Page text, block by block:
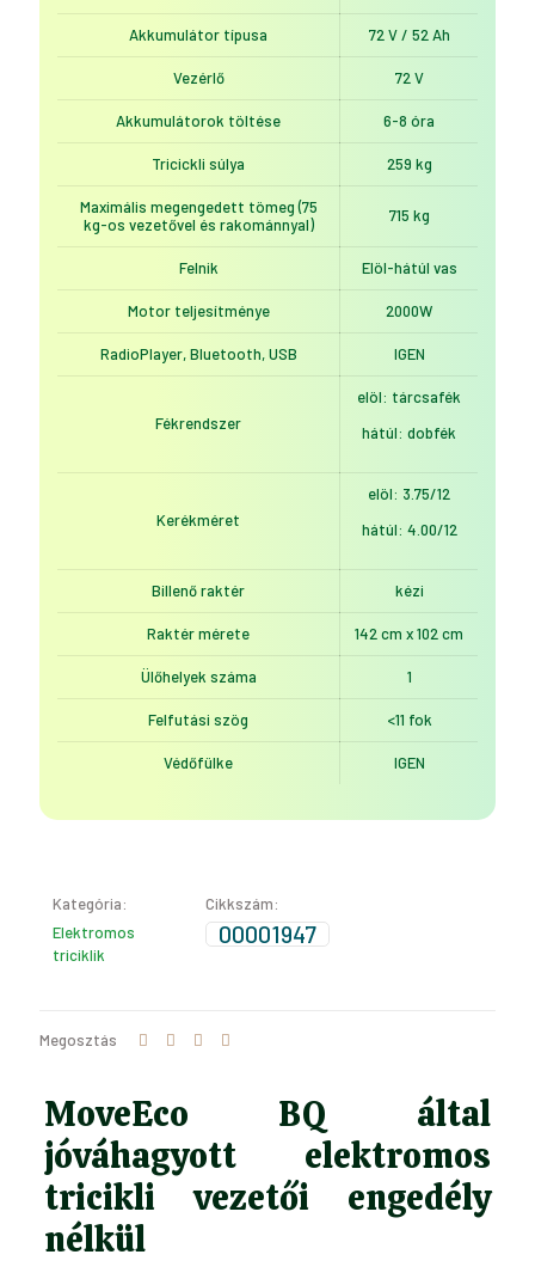
Akkumulátor típusa 72 V / 52 Ah
Vezérlő 72 V
Akkumulátorok töltése 6-8 óra
Tricickli súlya 259 kg
Maximális megengedett tömeg (75
kg-os vezetővel és rakománnyal)
715 kg
Felnik Elöl-hátúl vas
Motor teljesítménye 2000W
RadioPlayer, Bluetooth, USB IGEN
Fékrendszer
elöl: tárcsafék
hátúl: dobfék
Kerékméret
elöl: 3.75/12
hátúl: 4.00/12
Billenő raktér kézi
Raktér mérete 142 cm x 102 cm
Ülőhelyek száma 1
Felfutási szög <11 fok
Védőfülke IGEN
Kategória:
Elektromos
triciklik
Cikkszám:
00001947
Megosztás
MoveEco BQ által
jóváhagyott elektromos
tricikli vezetői engedély
nélkül